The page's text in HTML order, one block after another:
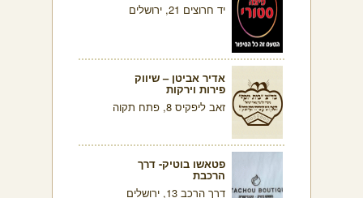
יד חרוצים 21, ירושלים
אדיר אביטן – שיווק
פירות וירקות
זאב ליפקיס 8, פתח תקוה
פטאשו בוטיק- דרך
הרכבת
דרך הרכב 13, ירושלים